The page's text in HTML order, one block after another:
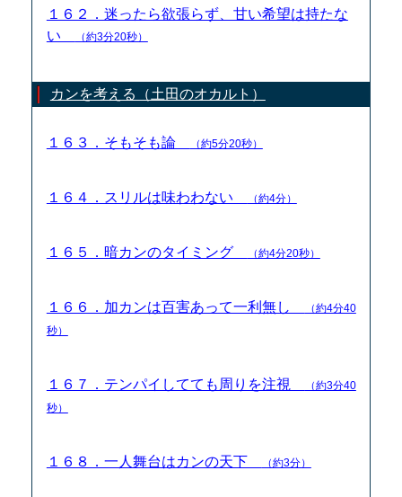
１６２．迷ったら欲張らず、甘い希望は持たな
い
（約3分20秒）
カンを考える（土田のオカルト）
１６３．そもそも論 （約5分20秒）
１６４．スリルは味わわない （約4分）
１６５．暗カンのタイミング （約4分20秒）
１６６．加カンは百害あって一利無し
（約4分40
秒）
１６７．テンパイしてても周りを注視
（約3分40
秒）
１６８．一人舞台はカンの天下 （約3分）